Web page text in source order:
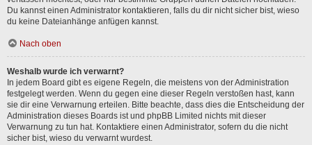
Du kannst einen Administrator kontaktieren, falls du dir nicht sicher bist, wieso
du keine Dateianhänge anfügen kannst.
Nach oben
Weshalb wurde ich verwarnt?
In jedem Board gibt es eigene Regeln, die meistens von der Administration
festgelegt werden. Wenn du gegen eine dieser Regeln verstoßen hast, kann
sie dir eine Verwarnung erteilen. Bitte beachte, dass dies die Entscheidung der
Administration dieses Boards ist und phpBB Limited nichts mit dieser
Verwarnung zu tun hat. Kontaktiere einen Administrator, sofern du die nicht
sicher bist, wieso du verwarnt wurdest.